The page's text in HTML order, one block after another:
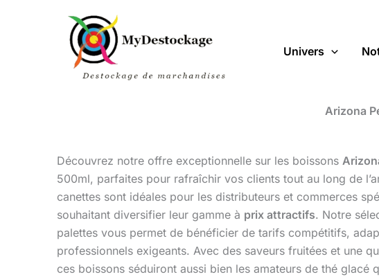
Univers
Arizona
Découvrez notre offre exceptionnelle sur les boissons
500ml, parfaites pour rafraîchir vos clients tout au long de
canettes sont idéales pour les distributeurs et commerces
souhaitant diversifier leur gamme à prix attractifs. Notre
palettes vous permet de bénéficier de tarifs compétitifs,
professionnels exigeants. Avec des saveurs fruitées et une
ces boissons séduiront aussi bien les amateurs de thé glacé